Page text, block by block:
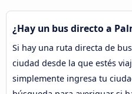
¿Hay un bus directo a
Si hay una ruta directa de
ciudad desde la que estés
simplemente ingresa tu